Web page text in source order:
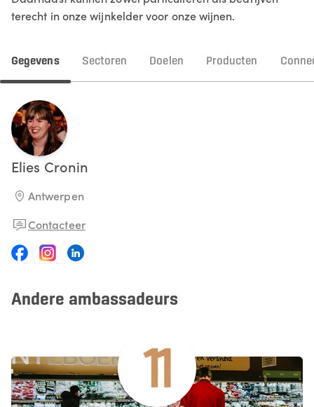
terecht in onze wijnkelder voor onze wijnen.
Gegevens Sectoren Doelen Producten
Elies Cronin
Antwerpen
Contacteer
Andere ambassadeurs